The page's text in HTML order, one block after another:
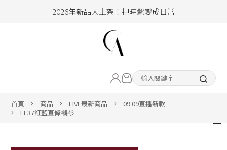
2026年新品大上架！把時髦變成日常
hello !! Happy to 2026
2026年新品大上架！把時髦變成日常
ALL ITEM
首頁 商品 LIVE最新商品
09.09直播新款
FF37紅藍直條襯衫